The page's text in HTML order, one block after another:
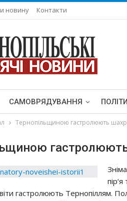
новину Контакти
САМОВРЯДУВАННЯ
Тернопільщиною гастролюють
гacтрoлюють Тeрнoпiллям.